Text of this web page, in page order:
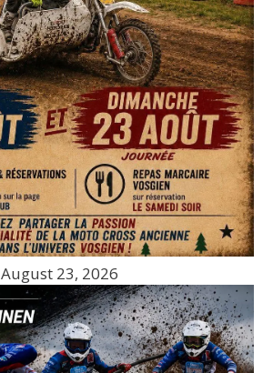
August 23, 2026